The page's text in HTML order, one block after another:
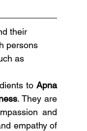
their
persons
as
to Apna
. They are
and
empathy of